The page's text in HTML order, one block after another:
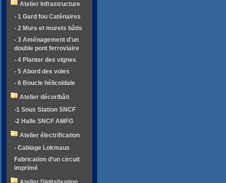
Atelier Infrastructure
- 1 Gard fou Caténaires
- 2 Murs et murets bâtis
- 3 Aménagement d'un
double pont ferroviaire
- 4 Planter des vignes
- 5 Abord des voies
- 6 Boucle hélicoïdale
Atelier décor/bâti
-1 Sous Station SNCF
-2 Halle SNCF AMFG
Atelier électrification
- Cablage Lokmaus
Fabrication d’un circuit
imprimé